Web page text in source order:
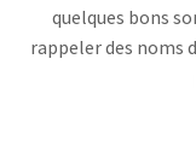
quelques bons
rappeler des noms